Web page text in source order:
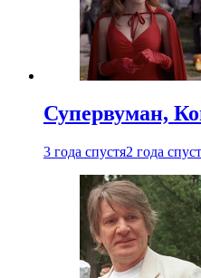
Супервуман,
3 года спустя2 года